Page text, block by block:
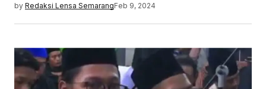
by Redaksi Lensa SemarangFeb 9, 2024